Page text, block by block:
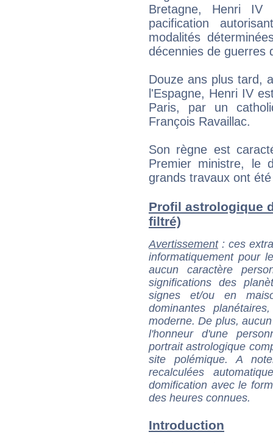
Bretagne, Henri
pacification
modalités
décennies de guerres
Douze ans plus tard,
l'Espagne, Henri IV
Paris, par un
François Ravaillac.
Son règne est
Premier ministre, le
grands travaux ont
Profil astrologique
filtré)
Avertissement: ces
informatiquement pour
aucun caractère
significations des
signes et/ou en
dominantes
moderne. De plus,
l'honneur d'une
portrait astrologique
site polémique. A
recalculées
domification avec le
des heures connues.
Introduction